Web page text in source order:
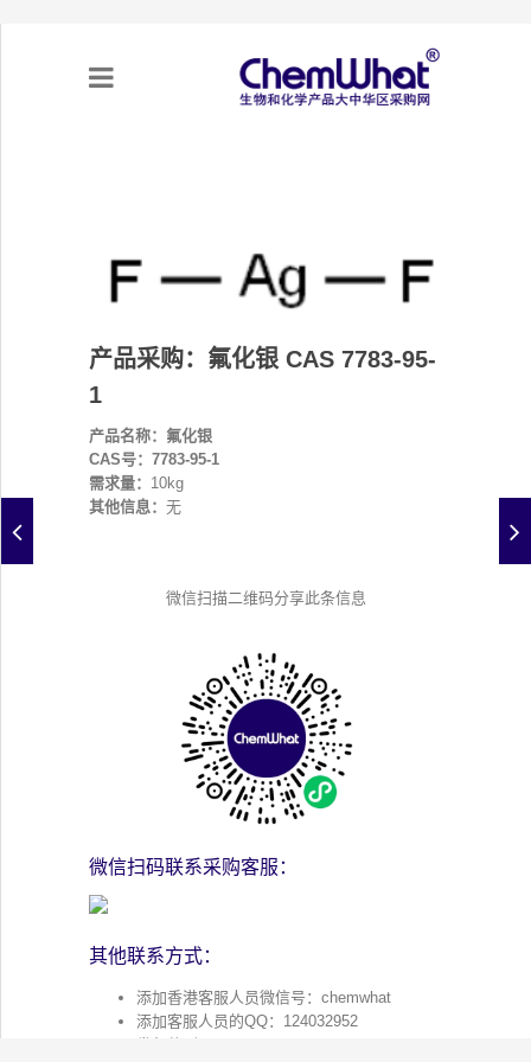
项目合作
专题采购
采购流程
不可靠实体清单（UEL）
产品采购：氟化银 CAS 7783-95-
1
产品名称：氟化银
CAS号：7783-95-1
需求量： 10kg
其他信息： 无
微信扫描二维码分享此条信息
微信扫码联系采购客服：
其他联系方式：
添加香港客服人员微信号：chemwhat
添加客服人员的QQ：124032952